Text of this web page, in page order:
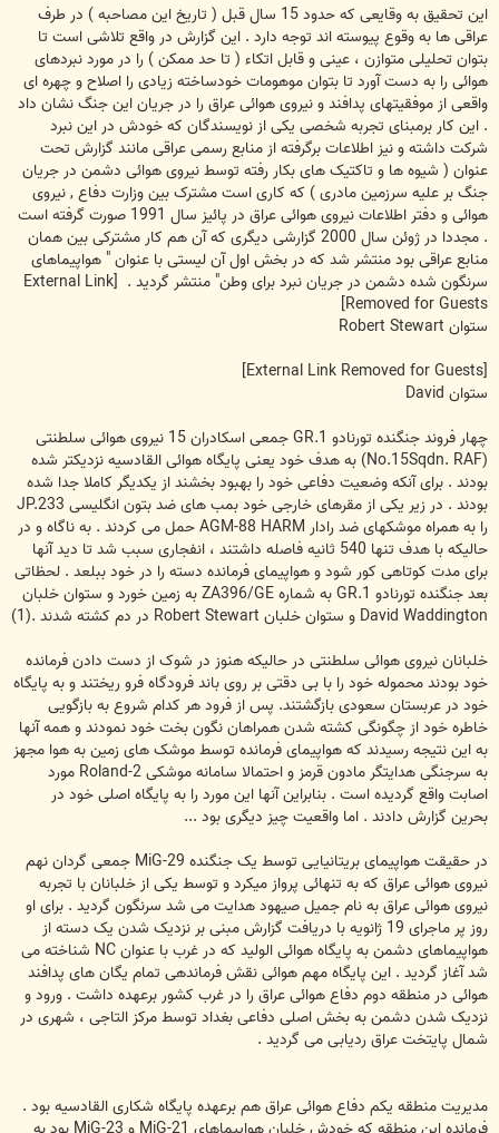
این تحقیق به وقایعی که حدود 15 سال قبل ( تاریخ این مصاحبه ) در طرف
عراقی ها به وقوع پیوسته اند توجه دارد . این گزارش در واقع تلاشی است تا
بتوان تحلیلی متوازن ، عینی و قابل اتکاء ( تا حد ممکن ) را در مورد نبردهای
هوائی را به دست آورد تا بتوان موهومات خودساخته زیادی را اصلاح و چهره ای
واقعی از موفقیتهای پدافند و نیروی هوائی عراق را در جریان این جنگ نشان داد
. این کار برمبنای تجربه شخصی یکی از نویسندگان که خودش در این نبرد
شرکت داشته و نیز اطلاعات برگرفته از منابع رسمی عراقی مانند گزارش تحت
عنوان ( شیوه ها و تاکتیک های بکار رفته توسط نیروی هوائی دشمن در جریان
جنگ بر علیه سرزمین مادری ) که کاری است مشترک بین وزارت دفاع , نیروی
هوائی و دفتر اطلاعات نیروی هوائی عراق در پائیز سال 1991 صورت گرفته است
. مجددا در ژوئن سال 2000 گزارشی دیگری که آن هم کار مشترکی بین همان
منابع عراقی بود منتشر شد که در بخش اول آن لیستی با عنوان " هواپیماهای
سرنگون شده دشمن در جریان نبرد برای وطن" منتشر گردید . [External Link
Removed for Guests]
ستوان Robert Stewart
ستوان David
چهار فروند جنگنده تورنادو GR.1 جمعی اسکادران 15 نیروی هوائی سلطنتی
(No.15Sqdn. RAF) به هدف خود یعنی پایگاه هوائی القادسیه نزدیکتر شده
بودند . برای آنکه وضعیت دفاعی خود را بهبود بخشند از یکدیگر کاملا جدا شده
بودند . در زیر یکی از مقرهای خارجی خود بمب های ضد بتون انگلیسی JP.233
را به همراه موشکهای ضد رادار AGM-88 HARM حمل می کردند . به ناگاه و در
حالیکه با هدف تنها 540 ثانیه فاصله داشتند ، انفجاری سبب شد تا دید آنها
برای مدت کوتاهی کور شود و هواپیمای فرمانده دسته را در خود ببلعد . لحظاتی
بعد جنگنده تورنادو GR.1 به شماره ZA396/GE به زمین خورد و ستوان خلبان
David Waddington و ستوان خلبان Robert Stewart در دم کشته شدند .(1)
خلبانان نیروی هوائی سلطنتی در حالیکه هنوز در شوک از دست دادن فرمانده
خود بودند محموله خود را با بی دقتی بر روی باند فرودگاه فرو ریختند و به پایگاه
خود در عربستان سعودی بازگشتند. پس از فرود هر کدام شروع به بازگویی
خاطره خود از چگونگی کشته شدن همراهان نگون بخت خود نمودند و همه آنها
به این نتیجه رسیدند که هواپیمای فرمانده توسط موشک های زمین به هوا مجهز
به سرجنگی هدایتگر مادون قرمز و احتمالا سامانه موشکی Roland-2 مورد
اصابت واقع گردیده است . بنابراین آنها این مورد را به پایگاه اصلی خود در
بحرین گزارش دادند . اما واقعیت چیز دیگری بود ...
در حقیقت هواپیمای بریتانیایی توسط یک جنگنده MiG-29 جمعی گردان نهم
نیروی هوائی عراق که به تنهائی پرواز میکرد و توسط یکی از خلبانان با تجربه
نیروی هوائی عراق به نام جمیل صیهود هدایت می شد سرنگون گردید . برای او
روز پر ماجرای 19 ژانویه با دریافت گزارش مبنی بر نزدیک شدن یک دسته از
هواپیماهای دشمن به پایگاه هوائی الولید که در غرب با عنوان NC شناخته می
شد آغاز گردید . این پایگاه مهم هوائی نقش فرماندهی تمام یگان های پدافند
هوائی در منطقه دوم دفاع هوائی عراق را در غرب کشور برعهده داشت . ورود و
نزدیک شدن دشمن به بخش اصلی دفاعی بغداد توسط مرکز التاجی ، شهری در
شمال پایتخت عراق ردیابی می گردید .
مدیریت منطقه یکم دفاع هوائی عراق هم برعهده پایگاه شکاری القادسیه بود .